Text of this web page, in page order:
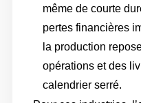
même de courte
pertes financières
la production
opérations et des
calendrier serré.